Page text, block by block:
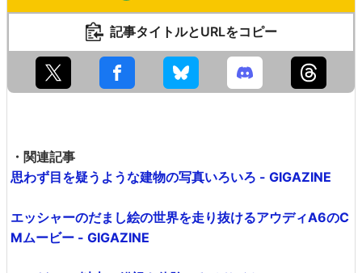
記事タイトルとURLをコピー
・関連記事
思わず目を疑うような建物の写真いろいろ - GIGAZINE
エッシャーのだまし絵の世界を走り抜けるアウディA6のC
Mムービー - GIGAZINE